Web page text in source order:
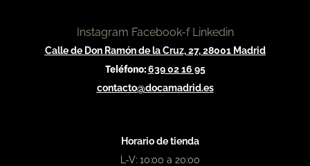
Instagram Facebook-f Linkedin
Calle de Don Ramón de la Cruz, 27, 28001 Madrid
Teléfono:639 02 16 95
contacto@docamadrid.es
Horario de tienda
L-V: 10:00 a 20:00